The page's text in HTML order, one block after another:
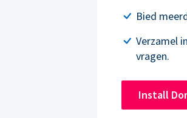
Bied
Verzamel
vragen.
Install